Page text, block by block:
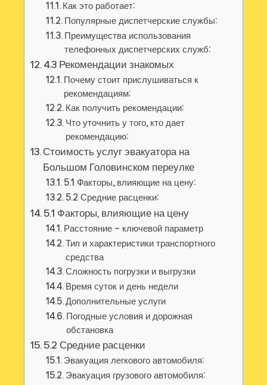
Как это работает:
Популярные диспетчерские службы:
Преимущества использования
телефонных диспетчерских служб:
4.3 Рекомендации знакомых
Почему стоит прислушиваться к
рекомендациям:
Как получить рекомендации:
Что уточнить у того, кто дает
рекомендацию:
Стоимость услуг эвакуатора на
Большом Головинском переулке
5.1 Факторы, влияющие на цену:
5.2 Средние расценки:
5.1 Факторы, влияющие на цену
Расстояние – ключевой параметр
Тип и характеристики транспортного
средства
Сложность погрузки и выгрузки
Время суток и день недели
Дополнительные услуги
Погодные условия и дорожная
обстановка
5.2 Средние расценки
Эвакуация легкового автомобиля:
Эвакуация грузового автомобиля: